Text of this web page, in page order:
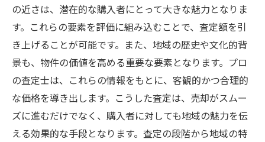
交通改善計画が不動産価値に与える影響
売却活動における交通広告の活用
交通の便を活かした市場アプローチ
査定を活用した不動産買取で得られる最大利益
正確な査定を基にした価格設定の重要性
査定結果を最大限活用する販売戦略
の近さは、潜在的な購入者にとって大きな魅力となりま
す。これらの要素を評価に組み込むことで、査定額を引
き上げることが可能です。また、地域の歴史や文化的背
景も、物件の価値を高める重要な要素となります。プロ
の査定士は、これらの情報をもとに、客観的かつ合理的
な価格を導き出します。こうした査定は、売却がスムー
ズに進むだけでなく、購入者に対しても地域の魅力を伝
える効果的な手段となります。査定の段階から地域の特